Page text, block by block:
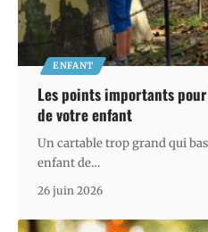
ENFANT
Les points importants
de votre enfant
Un cartable trop grand qui
enfant de…
26 juin 2026